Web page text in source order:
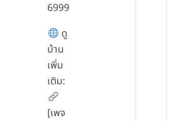
6999
ดู
บ้าน
เพิ่ม
เติม:
[เพจ